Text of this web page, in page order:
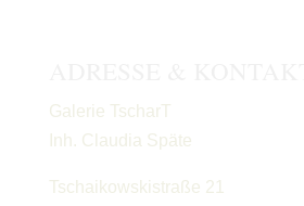
Galerie TscharT
Inh. Claudia Späte
Tschaikowskistraße 21